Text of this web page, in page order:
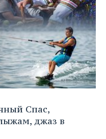
Спас,
джаз в